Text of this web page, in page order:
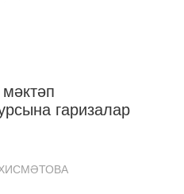
гаризалар